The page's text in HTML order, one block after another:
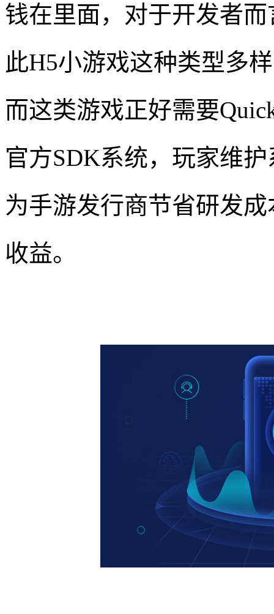
钱在里面，对于开发者
此H5小游戏这种类型多
而这类游戏正好需要
官方SDK系统，玩家维
为手游发行商节省研发
收益。